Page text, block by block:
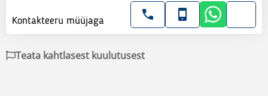
Kontakteeru müüjaga
Teata kahtlasest kuulutusest